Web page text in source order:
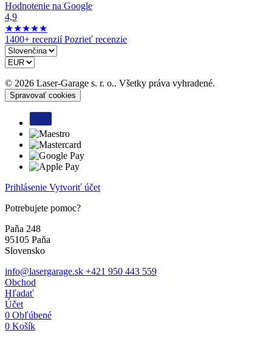
Hodnotenie na Google
4,9
★★★★★
1400+ recenzií Pozrieť recenzie
© 2026 Laser-Garage s. r. o.. Všetky práva vyhradené.
Spravovať cookies
Prihlásenie Vytvoriť účet
Potrebujete pomoc?
Paňa 248
95105 Paňa
Slovensko
info@lasergarage.sk +421 950 443 559
Obchod
Hľadať
Účet
0 Obľúbené
0 Košík